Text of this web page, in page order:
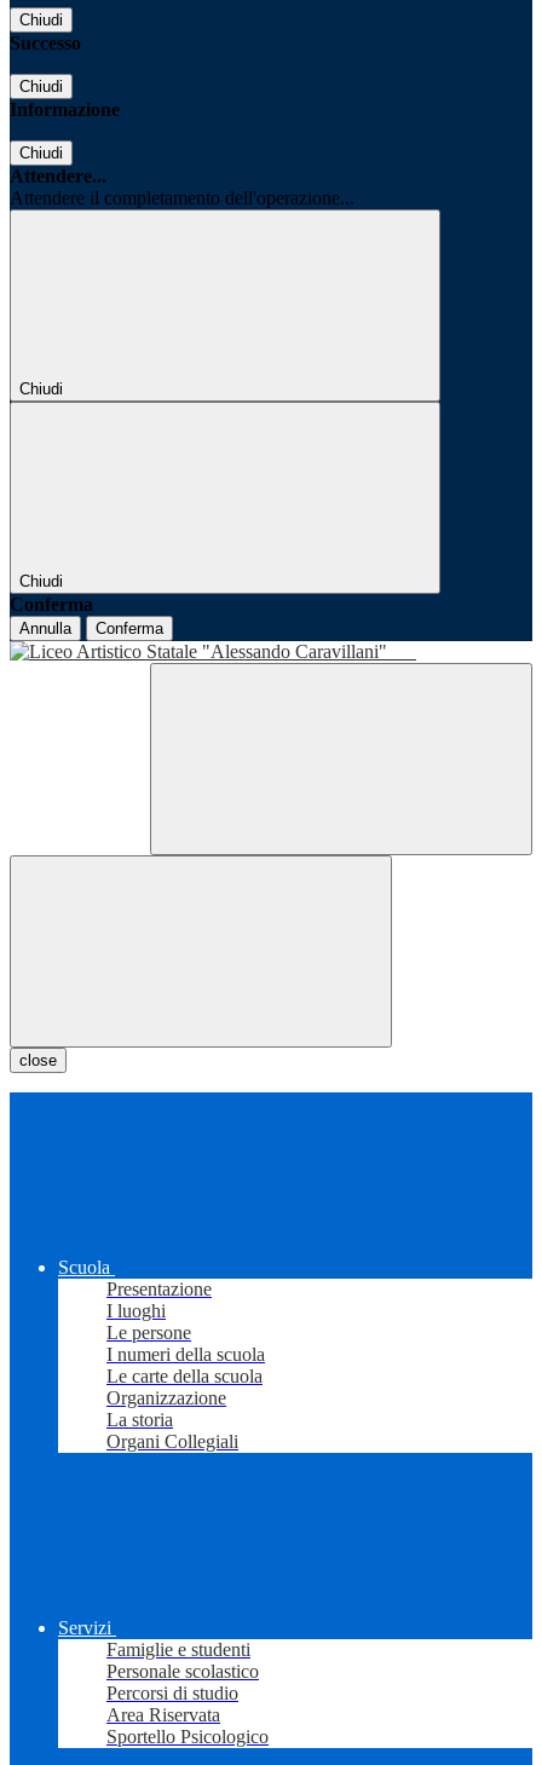
Chiudi
Successo
Chiudi
Informazione
Chiudi
Attendere...
Attendere il completamento dell'operazione...
Chiudi
Chiudi
Conferma
Annulla Conferma
close
Scuola
Presentazione
I luoghi
Le persone
I numeri della scuola
Le carte della scuola
Organizzazione
La storia
Organi Collegiali
Servizi
Famiglie e studenti
Personale scolastico
Percorsi di studio
Area Riservata
Sportello Psicologico